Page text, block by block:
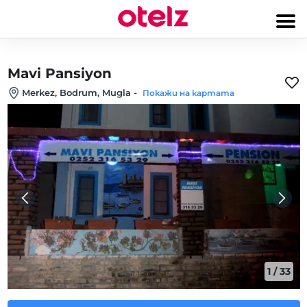
Mavi Pansiyon
Merkez, Bodrum, Mugla - Покажи на картата
1 /33